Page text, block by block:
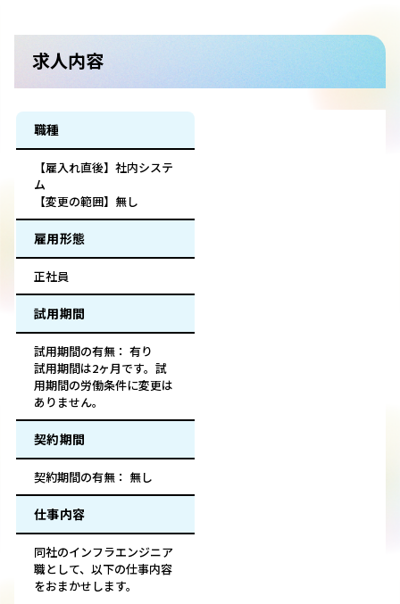
求人内容
職種
【雇入れ直後】社内システ
ム
【変更の範囲】無し
雇用形態
正社員
試用期間
試用期間の有無： 有り
試用期間は2ヶ月です。試
用期間の労働条件に変更は
ありません。
契約期間
契約期間の有無： 無し
仕事内容
同社のインフラエンジニア
職として、以下の仕事内容
をおまかせします。